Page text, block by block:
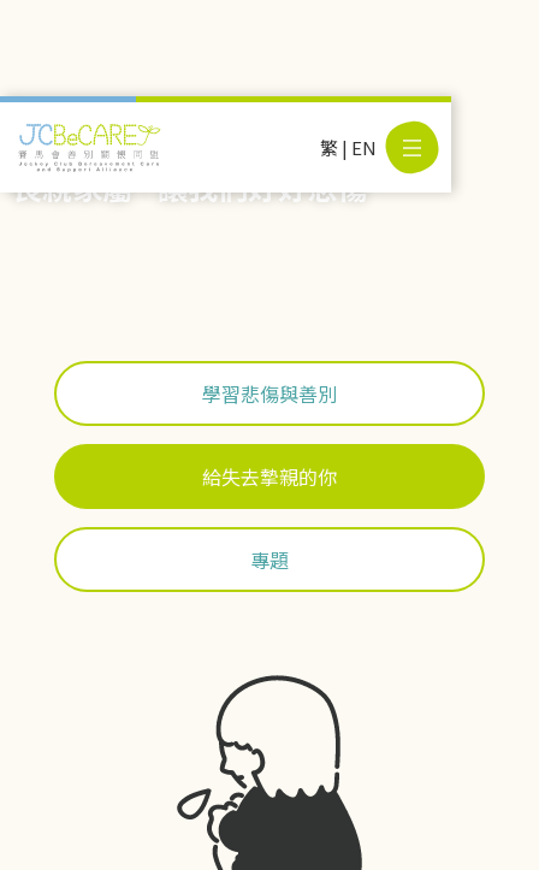
繁| EN
喪親家屬 - 讓我們好好悲傷
學習悲傷與善別
給失去摯親的你
專題